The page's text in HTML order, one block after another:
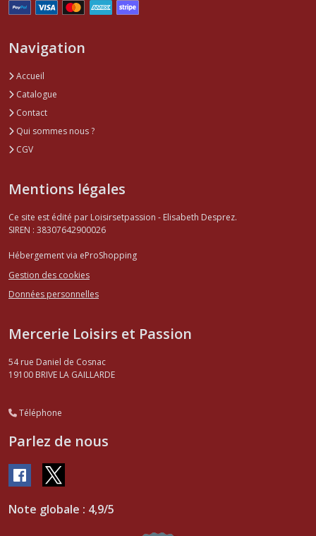
Navigation
Accueil
Catalogue
Contact
Qui sommes nous ?
CGV
Mentions légales
Ce site est édité par Loisirsetpassion - Elisabeth Desprez.
SIREN : 38307642900026
Hébergement via eProShopping
Gestion des cookies
Données personnelles
Mercerie Loisirs et Passion
54 rue Daniel de Cosnac
19100 BRIVE LA GAILLARDE
Téléphone
Parlez de nous
Note globale : 4,9/5